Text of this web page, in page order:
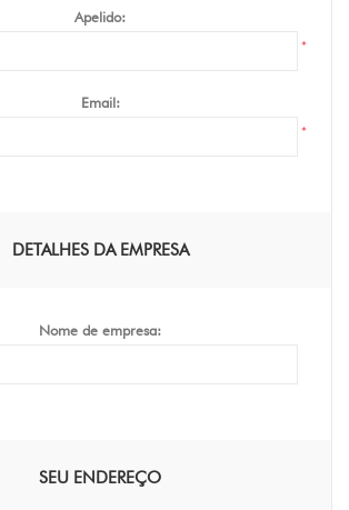
Apelido:
*
Email:
*
DETALHES DA EMPRESA
Nome de empresa:
SEU ENDEREÇO